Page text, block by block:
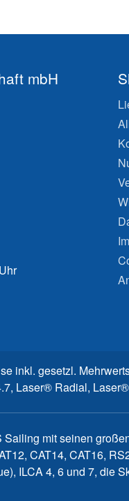
mbH
inkl. gesetzl.
Laser® Radial,
mit seinen
CAT14, CAT16,
ILCA 4, 6 und 7, die